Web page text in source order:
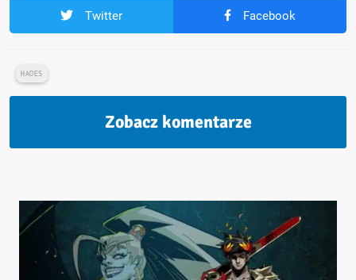
Twitter Facebook
HADES
Zobacz komentarze